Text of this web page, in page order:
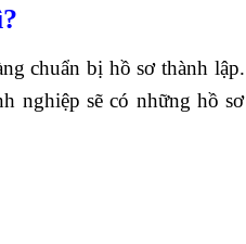
chuẩn bị hồ sơ thành lập.
nghiệp sẽ có những hồ sơ